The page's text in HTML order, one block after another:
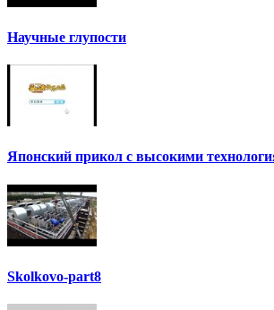
Научные глупости
Японский прикол с высокими
Skolkovo-part8